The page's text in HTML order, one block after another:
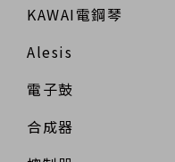
KAWAI電鋼琴
Alesis
電子鼓
合成器